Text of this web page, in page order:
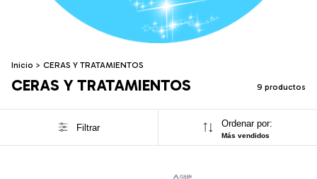
Inicio > CERAS Y TRATAMIENTOS
CERAS Y TRATAMIENTOS 9 productos
Filtrar Ordenar por:
Más vendidos